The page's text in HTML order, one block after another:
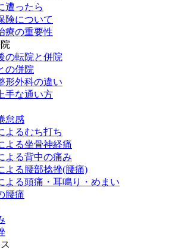
遭ったら
険について
療の重要性
の転院と併院
の併院
形外科の違い
手な通い方
怠感
よるむち打ち
よる坐骨神経痛
よる背中の痛み
よる腰部捻挫(腰痛)
よる頭痛・耳鳴り・めまい
腰痛